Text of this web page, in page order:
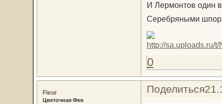
И Лермонтов один
Серебряными
0
Поделиться
Fleur
Цветочная Фея